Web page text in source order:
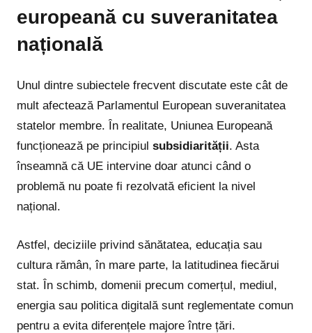
europeană cu suveranitatea
națională
Unul dintre subiectele frecvent discutate este cât de
mult afectează Parlamentul European suveranitatea
statelor membre. În realitate, Uniunea Europeană
funcționează pe principiul subsidiarității. Asta
înseamnă că UE intervine doar atunci când o
problemă nu poate fi rezolvată eficient la nivel
național.
Astfel, deciziile privind sănătatea, educația sau
cultura rămân, în mare parte, la latitudinea fiecărui
stat. În schimb, domenii precum comerțul, mediul,
energia sau politica digitală sunt reglementate comun
pentru a evita diferențele majore între țări.